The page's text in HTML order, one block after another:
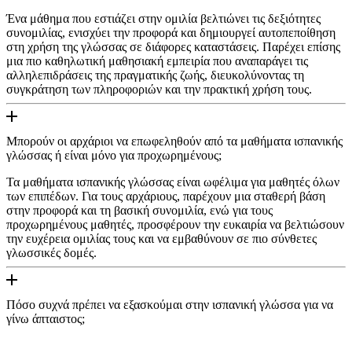
Ένα μάθημα που εστιάζει στην ομιλία βελτιώνει τις δεξιότητες
συνομιλίας, ενισχύει την προφορά και δημιουργεί αυτοπεποίθηση
στη χρήση της γλώσσας σε διάφορες καταστάσεις. Παρέχει επίσης
μια πιο καθηλωτική μαθησιακή εμπειρία που αναπαράγει τις
αλληλεπιδράσεις της πραγματικής ζωής, διευκολύνοντας τη
συγκράτηση των πληροφοριών και την πρακτική χρήση τους.
Μπορούν οι αρχάριοι να επωφεληθούν από τα μαθήματα ισπανικής
γλώσσας ή είναι μόνο για προχωρημένους;
Τα μαθήματα ισπανικής γλώσσας είναι ωφέλιμα για μαθητές όλων
των επιπέδων. Για τους αρχάριους, παρέχουν μια σταθερή βάση
στην προφορά και τη βασική συνομιλία, ενώ για τους
προχωρημένους μαθητές, προσφέρουν την ευκαιρία να βελτιώσουν
την ευχέρεια ομιλίας τους και να εμβαθύνουν σε πιο σύνθετες
γλωσσικές δομές.
Πόσο συχνά πρέπει να εξασκούμαι στην ισπανική γλώσσα για να
γίνω άπταιστος;